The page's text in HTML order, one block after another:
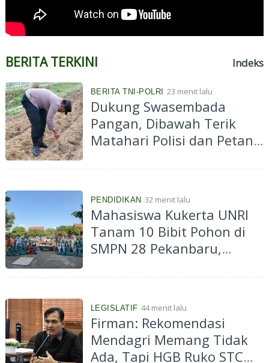
BERITA TERKINI Indeks
BERITA TNI-POLRI 23 menit lalu
Dukung Swasembada
Pangan, Dibawah Terik
Matahari Polisi dan Petani
Abu Huroiroh
PENDIDIKAN 32 menit lalu
Mahasiswa Kukerta UNRI
Tanam 10 Bibit Pohon di
SMPN 28 Pekanbaru,
School
LEGISLATIF 44 menit lalu
Firman: Rekomendasi
Mendagri Memang Tidak
Ada, Tapi HGB Ruko STC